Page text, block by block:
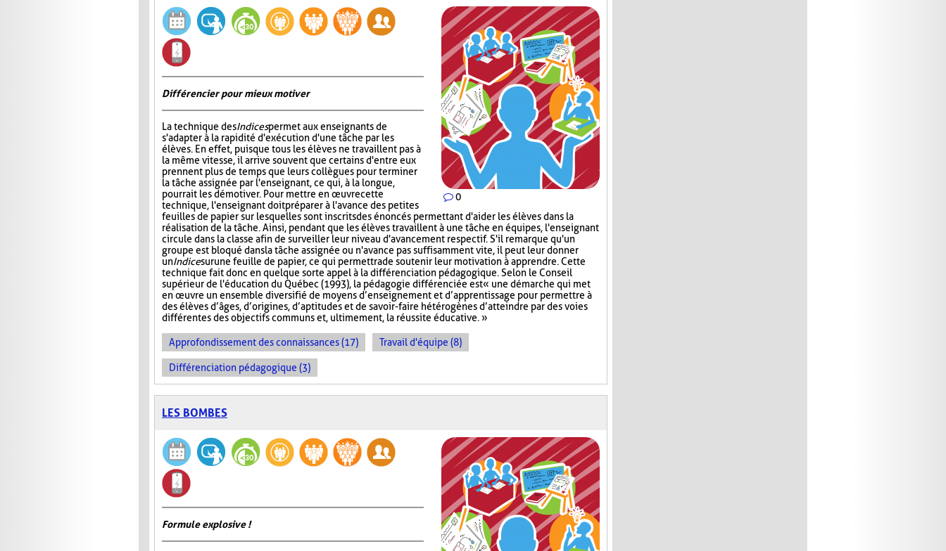
0
Différencier pour mieux motiver
La technique desIndicespermet aux enseignants de
s'adapter à la rapidité d'exécution d'une tâche par les
élèves. En effet, puisque tous les élèves ne travaillent pas à
la même vitesse, il arrive souvent que certains d'entre eux
prennent plus de temps que leurs collègues pour terminer
la tâche assignée par l'enseignant, ce qui, à la longue,
pourrait les démotiver. Pour mettre en œuvre cette
technique, l'enseignant doit préparer à l'avance des petites
feuilles de papier sur lesquelles sont inscrits des énoncés permettant d'aider les élèves dans la
réalisation de la tâche. Ainsi, pendant que les élèves travaillent à une tâche en équipes, l'enseignant
circule dans la classe afin de surveiller leur niveau d'avancement respectif. S'il remarque qu'un
groupe est bloqué dans la tâche assignée ou n'avance pas suffisamment vite, il peut leur donner
unIndicesurune feuille de papier, ce qui permettra de soutenir leur motivation à apprendre. Cette
technique fait donc en quelque sorte appel à la différenciation pédagogique. Selon le Conseil
supérieur de l'éducation du Québec (1993), la pédagogie différenciée est « une démarche qui met
en œuvre un ensemble diversifié de moyens d’enseignement et d’apprentissage pour permettre à
des élèves d’âges, d’origines, d’aptitudes et de savoir-faire hétérogènes d’atteindre par des voies
différentes des objectifs communs et, ultimement, la réussite éducative. »
Approfondissement des connaissances (17) Travail d'équipe (8)
Différenciation pédagogique (3)
LES BOMBES
Formule explosive !